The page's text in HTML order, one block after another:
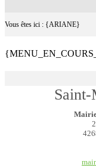
Vous êtes ici : {ARIANE}